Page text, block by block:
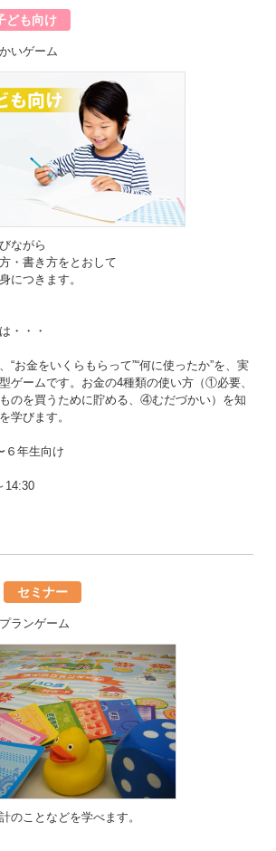
ども向け
いゲーム
ながら
・書き方をとおして
につきます。
・・・
“お金をいくらもらって”“何に使ったか”を、実
ゲームです。お金の4種類の使い方（①必要、
のを買うために貯める、④むだづかい）を知
学びます。
６年生向け
14:30
セミナー
プランゲーム
のことなどを学べます。